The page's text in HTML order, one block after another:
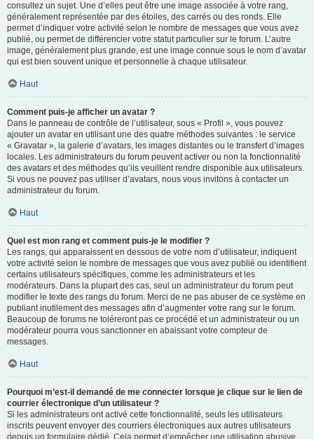
consultez un sujet. Une d’elles peut être une image associée à votre rang,
généralement représentée par des étoiles, des carrés ou des ronds. Elle
permet d’indiquer votre activité selon le nombre de messages que vous avez
publié, ou permet de différencier votre statut particulier sur le forum. L’autre
image, généralement plus grande, est une image connue sous le nom d’avatar
qui est bien souvent unique et personnelle à chaque utilisateur.
Haut
Comment puis-je afficher un avatar ?
Dans le panneau de contrôle de l’utilisateur, sous « Profil », vous pouvez
ajouter un avatar en utilisant une des quatre méthodes suivantes : le service
« Gravatar », la galerie d’avatars, les images distantes ou le transfert d’images
locales. Les administrateurs du forum peuvent activer ou non la fonctionnalité
des avatars et des méthodes qu’ils veuillent rendre disponible aux utilisateurs.
Si vous ne pouvez pas utiliser d’avatars, nous vous invitons à contacter un
administrateur du forum.
Haut
Quel est mon rang et comment puis-je le modifier ?
Les rangs, qui apparaissent en dessous de votre nom d’utilisateur, indiquent
votre activité selon le nombre de messages que vous avez publié ou identifient
certains utilisateurs spécifiques, comme les administrateurs et les
modérateurs. Dans la plupart des cas, seul un administrateur du forum peut
modifier le texte des rangs du forum. Merci de ne pas abuser de ce système en
publiant inutilement des messages afin d’augmenter votre rang sur le forum.
Beaucoup de forums ne toléreront pas ce procédé et un administrateur ou un
modérateur pourra vous sanctionner en abaissant votre compteur de
messages.
Haut
Pourquoi m’est-il demandé de me connecter lorsque je clique sur le lien de
courrier électronique d’un utilisateur ?
Si les administrateurs ont activé cette fonctionnalité, seuls les utilisateurs
inscrits peuvent envoyer des courriers électroniques aux autres utilisateurs
depuis un formulaire dédié. Cela permet d’empêcher une utilisation abusive